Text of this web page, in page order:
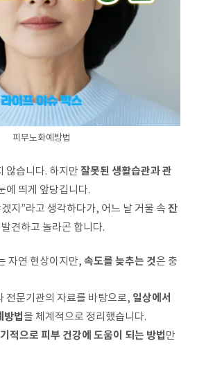
피부노화예방법
않습니다. 하지만 잘못된 생활습관과 관
에 띄게 앞당깁니다.
지”라고 생각하다가, 어느 날 거울 속 잔
견하고 놀라곤 합니다.
자연 현상이지만, 속도를 늦추는 것은 충
전문기관의 자료를 바탕으로, 일상에서
방법을 체계적으로 정리했습니다.
적으로 피부 건강에 도움이 되는 방법만